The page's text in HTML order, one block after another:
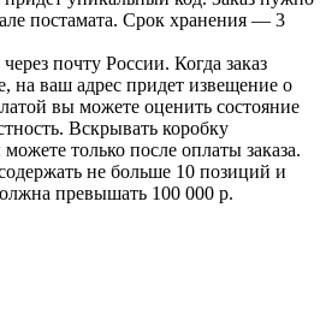
постамата. Срок хранения — 3
почту России. Когда заказ
на ваш адрес придет извещение о
вы можете оценить состояние
Вскрывать коробку
только после оплаты заказа.
не больше 10 позиций и
превышать 100 000 р.